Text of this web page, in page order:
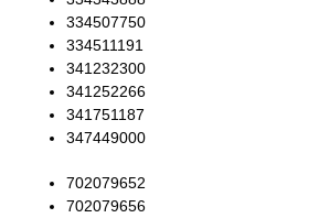
334507750
334511191
341232300
341252266
341751187
347449000
702079652
702079656